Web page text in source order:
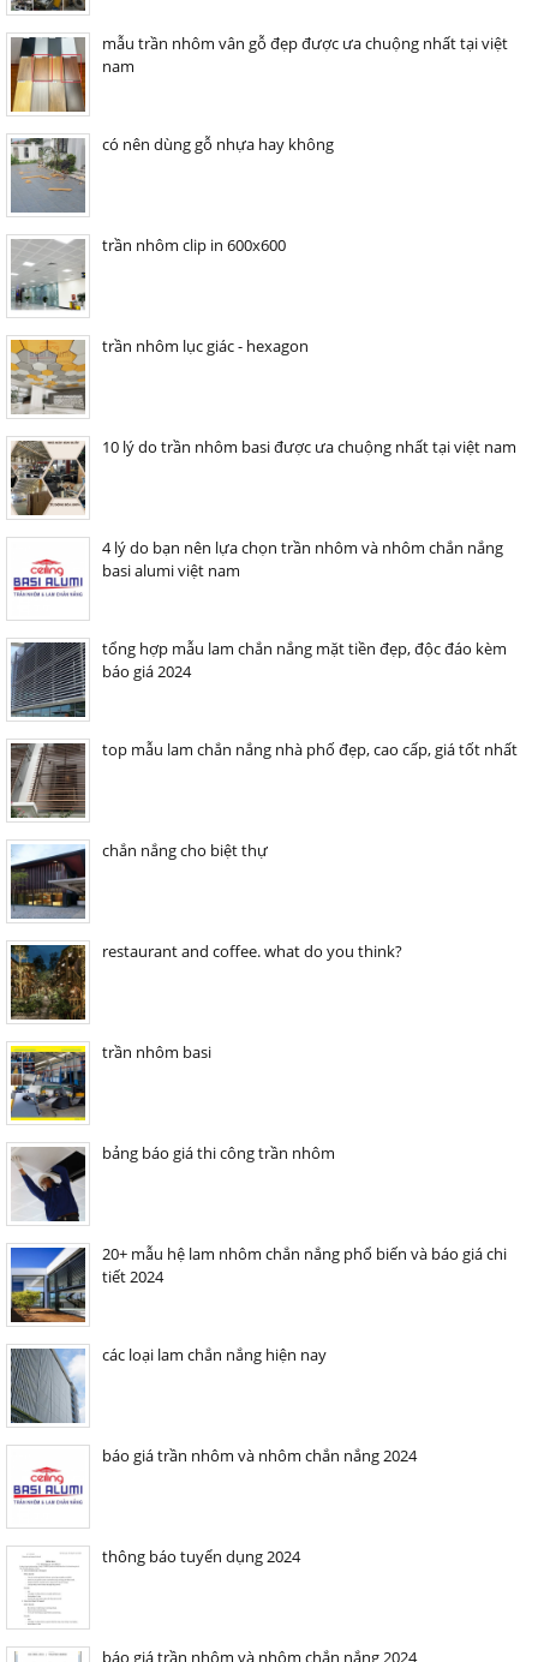
mẫu trần nhôm vân gỗ đẹp được ưa chuộng nhất tại việt
nam
có nên dùng gỗ nhựa hay không
trần nhôm clip in 600x600
trần nhôm lục giác - hexagon
10 lý do trần nhôm basi được ưa chuộng nhất tại việt nam
4 lý do bạn nên lựa chọn trần nhôm và nhôm chắn nắng
basi alumi việt nam
tổng hợp mẫu lam chắn nắng mặt tiền đẹp, độc đáo kèm
báo giá 2024
top mẫu lam chắn nắng nhà phố đẹp, cao cấp, giá tốt nhất
chắn nắng cho biệt thự
restaurant and coffee. what do you think?
trần nhôm basi
bảng báo giá thi công trần nhôm
20+ mẫu hệ lam nhôm chắn nắng phổ biến và báo giá chi
tiết 2024
các loại lam chắn nắng hiện nay
báo giá trần nhôm và nhôm chắn nắng 2024
thông báo tuyển dụng 2024
báo giá trần nhôm và nhôm chắn nắng 2024